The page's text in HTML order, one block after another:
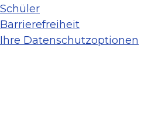
Schüler
Barrierefreiheit
Ihre Datenschutzoptionen